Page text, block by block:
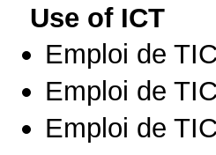
Use of ICT
Emploi de
Emploi de
Emploi de